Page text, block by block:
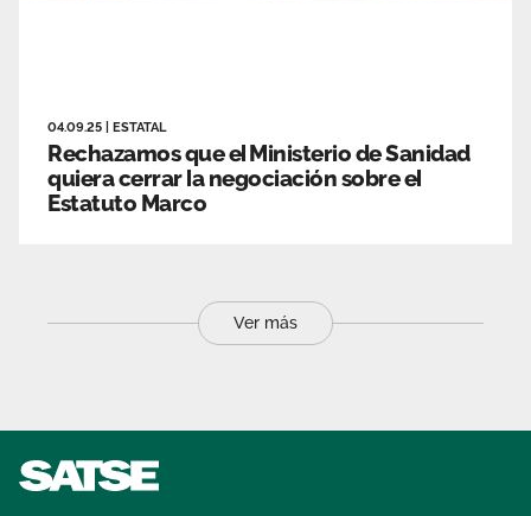
04.09.25 ESTATAL
Rechazamos que el Ministerio de Sanidad
quiera cerrar la negociación sobre el
Estatuto Marco
Ver más